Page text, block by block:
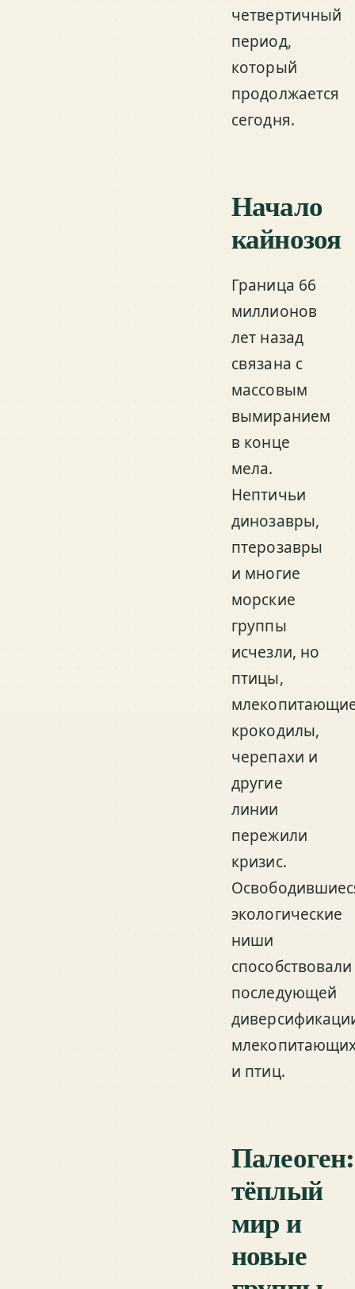
четвертичный
период,
который
продолжается
сегодня.
Начало
кайнозоя
Граница 66
миллионов
лет назад
связана с
массовым
вымиранием
в конце
мела.
Нептичьи
динозавры,
птерозавры
и многие
морские
группы
исчезли, но
птицы,
крокодилы,
черепахи и
другие
линии
пережили
кризис.
экологические
ниши
способствовали
последующей
и птиц.
Палеоген:
тёплый
мир и
новые